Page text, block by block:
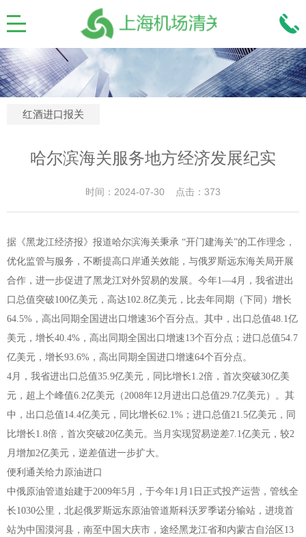
红酒进口报关
哈尔滨海关服务地方经济发展纪实
时间：2024-07-30 点击：373
据《黑龙江经济报》报道哈尔滨海关秉承 “开门建海关”的工作理念，
优化监管与服务，不断提高口岸通关效能，与俄罗斯远东海关局开展
合作，进一步促进了黑龙江对外贸易的发展。今年1—4月，我省进出
口总值突破100亿美元，高达102.8亿美元，比去年同期（下同）增长
64.5%，高出同期全国进出口增速36个百分点。其中，出口总值48.1亿
美元，增长40.4%，高出同期全国出口增速13个百分点；进口总值54.7
亿美元，增长93.6%，高出同期全国进口增速64个百分点。
4月，我省进出口总值35.9亿美元，同比增长1.2倍，首次突破30亿美
元，超上个峰值6.2亿美元（2008年12月进出口总值29.7亿美元）。其
中，出口总值14.4亿美元，同比增长62.1%；进口总值21.5亿美元，同
比增长1.8倍，首次突破20亿美元。当月实现贸易逆差7.1亿美元，较2
月增加2亿美元，逆差值进一步扩大。
便利通关给力原油进口
中俄原油管道始建于2009年5月，于今年1月1日正式投产运营，管线全
长1030公里，北起俄罗斯远东原油管道斯科沃罗季诺分输站，进境首
站为中国漠河县，南至中国大庆市，途经黑龙江省和内蒙古自治区13